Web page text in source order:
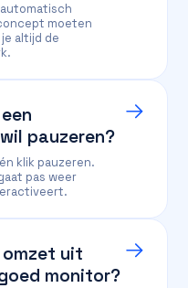
moeten
altijd de
pauzeren?
klik pauzeren.
pas weer
uit
monitor?